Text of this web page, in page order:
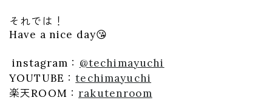
それでは！
Have a nice day😘
instagram： @techimayuchi
YOUTUBE：techimayuchi
楽天ROOM：rakutenroom